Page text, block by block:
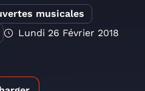
musicales
Lundi 26 Février 2018